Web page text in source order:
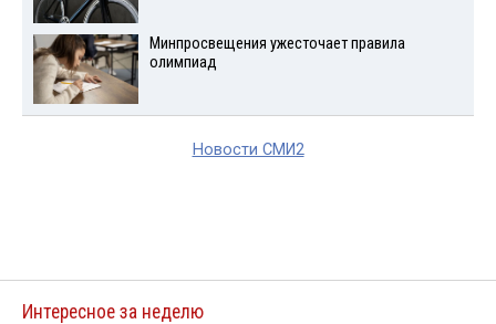
Минпросвещения ужесточает правила
олимпиад
Новости СМИ2
Интересное за неделю